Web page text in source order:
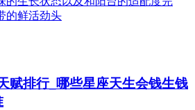
的鲜活劲头
赋排行_哪些星座天生会钱生钱